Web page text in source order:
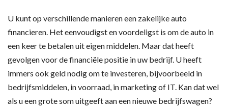
U kunt op verschillende manieren een zakelijke auto
financieren. Het eenvoudigst en voordeligst is om de auto in
een keer te betalen uit eigen middelen. Maar dat heeft
gevolgen voor de financiële positie in uw bedrijf. U heeft
immers ook geld nodig om te investeren, bijvoorbeeld in
bedrijfsmiddelen, in voorraad, in marketing of IT. Kan dat wel
als u een grote som uitgeeft aan een nieuwe bedrijfswagen?